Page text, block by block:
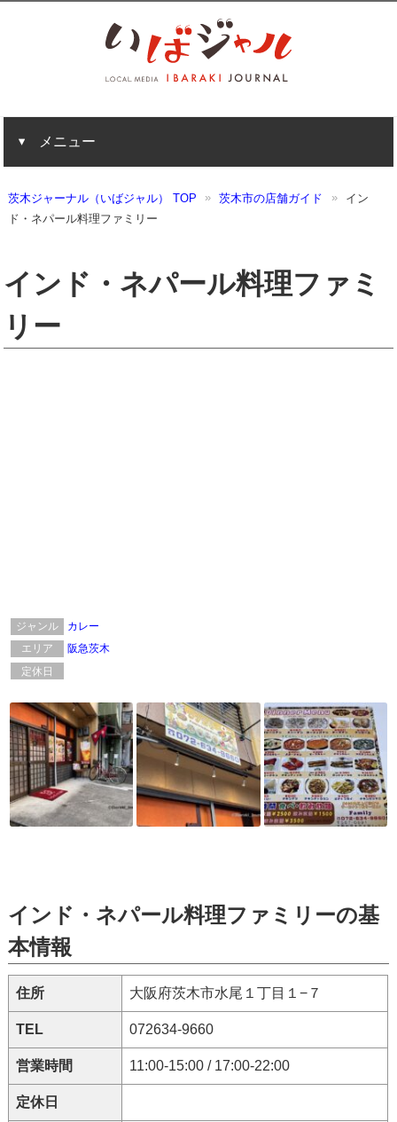
メニュー
茨木ジャーナル（いばジャル） TOP 茨木市の店舗ガイド
イン
ド・ネパール料理ファミリー
インド・ネパール料理ファミ
リー
ジャンル
カレー
エリア
阪急茨木
定休日
インド・ネパール料理ファミリーの基
本情報
住所 大阪府茨木市水尾１丁目１−７
TEL 072634-9660
営業時間 11:00-15:00 / 17:00-22:00
定休日